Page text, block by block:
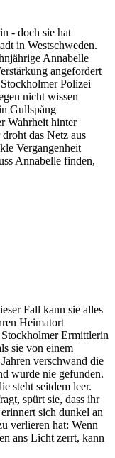
- doch sie hat
in Westschweden.
Annabelle
angefordert
Polizei
nicht wissen
Gullspång
Wahrheit hinter
das Netz aus
Vergangenheit
Annabelle finden,
Fall kann sie alles
Heimatort
Ermittlerin
sie von einem
verschwand die
wurde nie gefunden.
steht seitdem leer.
spürt sie, dass ihr
sich dunkel an
verlieren hat: Wenn
ans Licht zerrt, kann